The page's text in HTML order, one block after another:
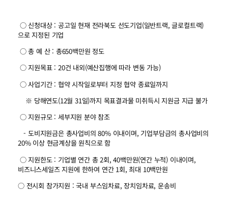
○ 신청대상 : 공고일 현재 전라북도 선도기업(일반트랙, 글로컬트랙)
으로 지정된 기업
○ 총 예 산 : 총650백만원 정도
○ 지원목표 : 20건 내외(예산집행에 따라 변동 가능)
○ 사업기간 : 협약 시작일로부터 지정 협약 종료일까지
※ 당해연도(12월 31일)까지 목표결과물 미취득시 지원금 지급 불가
○ 지원규모 : 세부지원 분야 참조
- 도비지원금은 총사업비의 80% 이내이며, 기업부담금의 총사업비의
20% 이상 현금계상을 원칙으로 함
○ 지원한도 : 기업별 연간 총 2회, 40백만원(연간 누적) 이내이며,
비즈니스세일즈 지원에 한하여 연간 1회, 최대 10백만원
○ 전시회 참가지원 : 국내 부스임차료, 장치임차료, 운송비